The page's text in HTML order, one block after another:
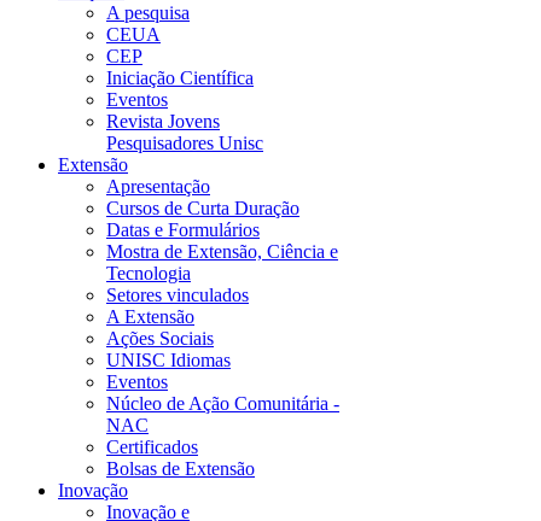
A pesquisa
CEUA
CEP
Iniciação Científica
Eventos
Revista Jovens
Pesquisadores Unisc
Extensão
Apresentação
Cursos de Curta Duração
Datas e Formulários
Mostra de Extensão, Ciência e
Tecnologia
Setores vinculados
A Extensão
Ações Sociais
UNISC Idiomas
Eventos
Núcleo de Ação Comunitária -
NAC
Certificados
Bolsas de Extensão
Inovação
Inovação e